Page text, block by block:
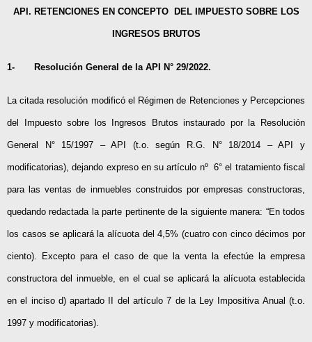
API. RETENCIONES EN CONCEPTO DEL IMPUESTO SOBRE LOS
INGRESOS BRUTOS
1- Resolución General de la API N° 29/2022.
La citada resolución modificó el Régimen de Retenciones y Percepciones
del Impuesto sobre los Ingresos Brutos instaurado por la Resolución
General N° 15/1997 – API (t.o. según R.G. N° 18/2014 – API y
modificatorias), dejando expreso en su artículo nº 6° el tratamiento fiscal
para las ventas de inmuebles construidos por empresas constructoras,
quedando redactada la parte pertinente de la siguiente manera: “En todos
los casos se aplicará la alícuota del 4,5% (cuatro con cinco décimos por
ciento). Excepto para el caso de que la venta la efectúe la empresa
constructora del inmueble, en el cual se aplicará la alícuota establecida
en el inciso d) apartado II del artículo 7 de la Ley Impositiva Anual (t.o.
1997 y modificatorias).